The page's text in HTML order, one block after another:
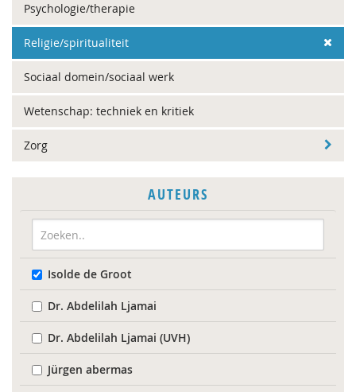
Psychologie/therapie
Religie/spiritualiteit
Sociaal domein/sociaal werk
Wetenschap: techniek en kritiek
Zorg
AUTEURS
Isolde de Groot
Dr. Abdelilah Ljamai
Dr. Abdelilah Ljamai (UVH)
Jürgen abermas